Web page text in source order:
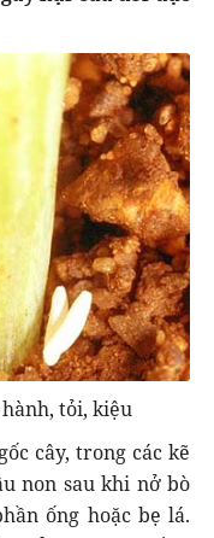
tỏi, kiệu
cây, trong các kẽ
non sau khi nở bò
ống hoặc bẹ lá.